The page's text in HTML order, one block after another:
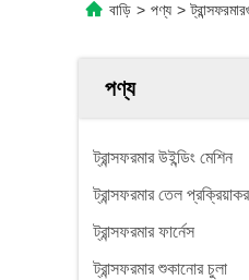
বাড়ি > পণ্য >
পণ্য
ট্রান্সফরমার উইন্ডিং মেশিন
ট্রান্সফরমার তেল
ট্রান্সফরমার ফার্নেস
ট্রান্সফরমার শুকানোর চুলা